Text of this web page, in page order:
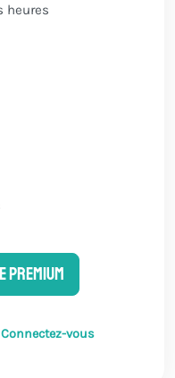
heures
Connectez-vous